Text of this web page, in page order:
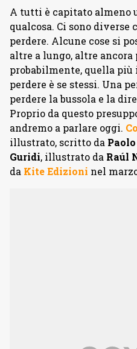
A tutti è capitato almeno
qualcosa. Ci sono diverse
perdere. Alcune cose si
altre a lungo, altre ancora
probabilmente, quella
perdere è se stessi. Una
perdere la bussola e la
Proprio da questo
andremo a parlare oggi.
illustrato, scritto da
Guridi, illustrato da Raúl
da Kite Edizioni nel